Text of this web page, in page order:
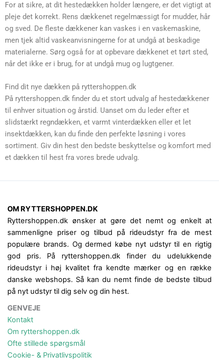
For at sikre, at dit hestedækken holder længere, er det vigtigt at
pleje det korrekt. Rens dækkenet regelmæssigt for mudder, hår
og sved. De fleste dækkener kan vaskes i en vaskemaskine,
men tjek altid vaskeanvisningerne for at undgå at beskadige
materialerne. Sørg også for at opbevare dækkenet et tørt sted,
når det ikke er i brug, for at undgå mug og lugtgener.
Find dit nye dækken på ryttershoppen.dk
På ryttershoppen.dk finder du et stort udvalg af hestedækkener
til enhver situation og årstid. Uanset om du leder efter et
slidstærkt regndækken, et varmt vinterdækken eller et let
insektdækken, kan du finde den perfekte løsning i vores
sortiment. Giv din hest den bedste beskyttelse og komfort med
et dækken til hest fra vores brede udvalg.
OM RYTTERSHOPPEN.DK
Ryttershoppen.dk ønsker at gøre det nemt og enkelt at
sammenligne priser og tilbud på rideudstyr fra de mest
populære brands. Og dermed købe nyt udstyr til en rigtig
god pris. På ryttershoppen.dk finder du udelukkende
rideudstyr i høj kvalitet fra kendte mærker og en række
danske webshops. Så kan du nemt finde de bedste tilbud
på nyt udstyr til dig selv og din hest.
GENVEJE
Kontakt
Om ryttershoppen.dk
Ofte stillede spørgsmål
Cookie- & Privatlivspolitik